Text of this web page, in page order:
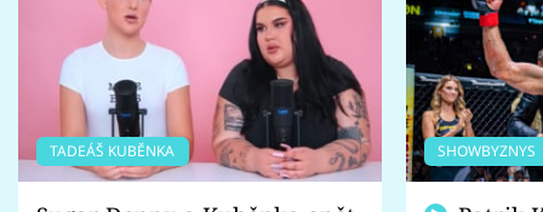
TADEÁŠ KUBĚNKA SHOWBYZNYS